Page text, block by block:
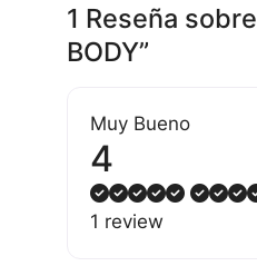
1 Reseña sobre
BODY”
Muy Bueno
4
1 review